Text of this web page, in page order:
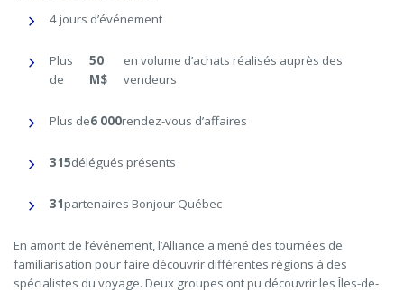
4 jours d’événement
Plus
de
50
M$
en volume d’achats réalisés auprès des
vendeurs
Plus de6 000rendez-vous d’affaires
315délégués présents
31partenaires Bonjour Québec
En amont de l’événement, l’Alliance a mené des tournées de
familiarisation pour faire découvrir différentes régions à des
spécialistes du voyage. Deux groupes ont pu découvrir les Îles-de-